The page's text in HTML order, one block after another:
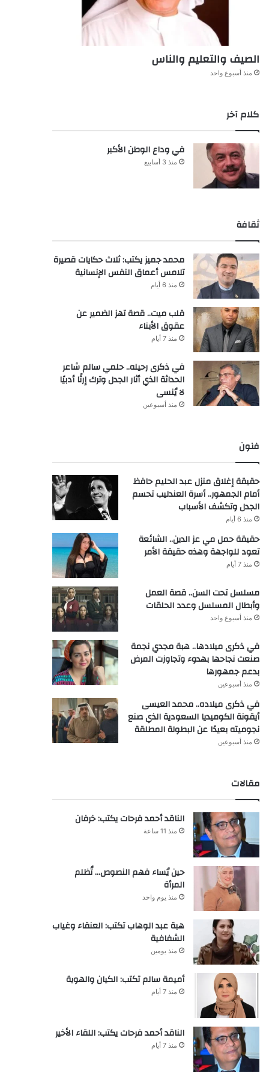
الصيف والتعليم والناس
منذ أسبوع واحد
كلام آخر
في وداع الوطن الأكبر
منذ 3 أسابيع
ثقافة
محمد جميز يكتب: ثلاث حكايات قصيرة
تلامس أعماق النفس الإنسانية
منذ 6 أيام
قلب ميت.. قصة تهز الضمير عن
عقوق الأبناء
منذ 7 أيام
في ذكرى رحيله.. حلمي سالم شاعر
الحداثة الذي أثار الجدل وترك إرثًا أدبيًا
لا يُنسى
منذ أسبوعين
فنون
حقيقة إغلاق منزل عبد الحليم حافظ
أمام الجمهور.. أسرة العندليب تحسم
الجدل وتكشف الأسباب
منذ 6 أيام
حقيقة حمل مي عز الدين.. الشائعة
تعود للواجهة وهذه حقيقة الأمر
منذ 7 أيام
مسلسل تحت السن.. قصة العمل
وأبطال المسلسل وعدد الحلقات
منذ أسبوع واحد
في ذكرى ميلادها.. هبة مجدي نجمة
صنعت نجاحها بهدوء وتجاوزت المرض
بدعم جمهورها
منذ أسبوعين
في ذكرى ميلاده.. محمد العيسى
أيقونة الكوميديا السعودية الذي صنع
نجوميته بعيدًا عن البطولة المطلقة
منذ أسبوعين
مقالات
الناقد أحمد فرحات يكتب: خرفان
منذ 11 ساعة
حين يُساء فهم النصوص… تُظلم
المرأة
منذ يوم واحد
هبة عبد الوهاب تكتب: العنقاء وغياب
الشفافية
منذ يومين
أميمة سالم تكتب: الكيان والهوية
منذ 7 أيام
الناقد أحمد فرحات يكتب: اللقاء الأخير
منذ 7 أيام